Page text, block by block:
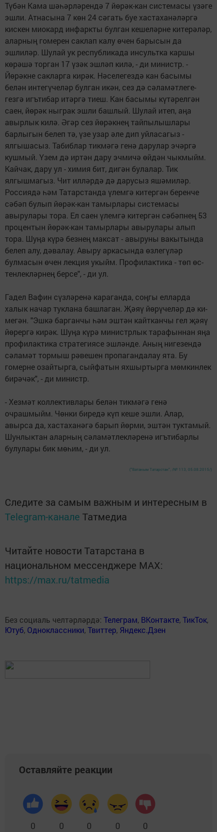
Түбән Кама шәһәр­ләрендә 7 йөрәк-кан системасы үзәге
эшли. Атнасына 7 көн 24 сәгать буе хаста­ханәләргә
кискен миокард инфаркты булган кеше­ләрне китерәләр,
алар­ның гомерен саклап калу өчен барысын да
эшлиләр. Шулай ук республикада инсультка каршы
көрәшә торган 17 үзәк эшләп килә, - ди министр. -
Йөрәкне сакларга кирәк. Нәселегездә кан басымы
белән интегүчеләр булган икән, сез дә сәла­мәт­леге­
гезгә игътибар итәр­гә тиеш. Кан басымы кү­тә­рел­гән
саен, йөрәк ныграк эшли башлый. Шулай итеп, аңа
авырлык килә. Әгәр сез йө­рәк­нең тайпылышлары
барлыгын белеп тә, үзе узар әле дип уйласагыз -
ялгышасыз. Табиблар тикмәгә генә дарулар эчәргә
кушмый. Үзем дә иртән дару эчмичә өйдән чыкмыйм.
Кайчак, дару ул - химия бит, дигән булалар. Тик
ялгышмагыз. Чит ил­ләрдә дә дарусыз яшәми­ләр.
Россиядә һәм Татарстанда үлемгә ки­тергән беренче
сәбәп булып йөрәк-кан тамырлары системасы
авырулары тора. Ел саен үлемгә китергән сәбәп­нең 53
процентын йөрәк-кан тамырлары авырулары алып
тора. Шуңа күрә без­нең максат - авыруны вакытында
белеп алу, дә­валау. Авыру аркасында өзлегүләр
булмасын өчен лекция укыйм. Профилактика - төп өс­
тенлек­ләрнең берсе", - ди ул.
Гадел Вафин сүзләренә караганда, соңгы елларда
халык начар туклана башлаган. Җәяү йөрүчеләр дә ки­
мегән. "Эшкә барганчы һәм эштән кайтканчы гел җәяү
йөрергә кирәк. Шуңа күрә министрлык тарафыннан яңа
профилактика стратегиясе эш­ләнде. Аның ни­ге­зендә
сәламәт тормыш рә­вешен пропагандалау ята. Бу
гомерне озайтырга, сыйфатын яхшыртырга мөм­кинлек
бирәчәк", - ди министр.
- Хезмәт коллективлары белән тикмәгә генә
очрашмыйм. Чөнки биредә күп кеше эшли. Алар,
авырса да, хастаханәгә барып йөрми, эштән туктамый.
Шунлыктан аларның сәламәтлекләренә игътибарлы
булулары бик мөһим, - ди ул.
("Ватаным Татарстан", /№ 113, 05.08.2015/)
Следите за самым важным и интересным в
Telegram-канале Татмедиа
Читайте новости Татарстана в
национальном мессенджере MАХ:
https://max.ru/tatmedia
Без социаль челтәрләрдә: Телеграм, ВКонтакте,ТикТок,
Ютуб, Одноклассники,Твиттер, Яндекс.Дзен
Оставляйте реакции
0 0 0 0 0